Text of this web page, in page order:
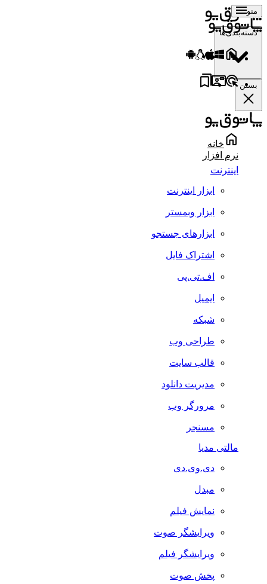
منو
دسته‌بندی‌ها
بستن
خانه
نرم افزار
اینترنت
ابزار اینترنت
ابزار وبمستر
ابزارهای جستجو
اشتراک فایل
اف.تی.پی
ایمیل
شبکه
طراحی وب
قالب سایت
مدیریت دانلود
مرورگر وب
مسنجر
مالتی مدیا
دی.وی.دی
مبدل
نمایش فیلم
ویرایشگر صوت
ویرایشگر فیلم
پخش صوت